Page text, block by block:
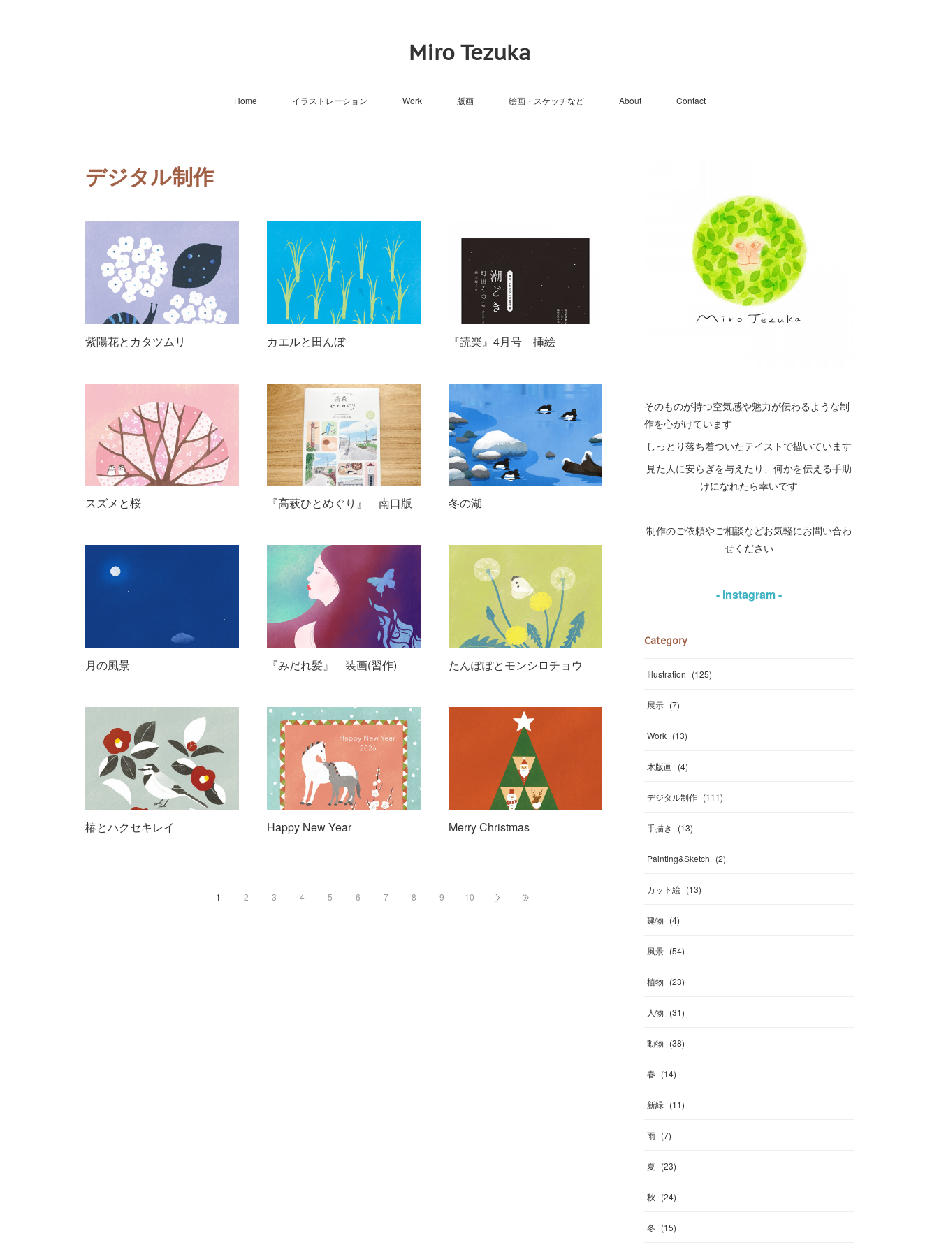
Miro Tezuka
Home イラストレーション Work 版画 絵画・スケッチなど About Contact
デジタル制作
紫陽花とカタツムリ カエルと田んぼ 『読楽』4月号 挿絵
スズメと桜 『高萩ひとめぐり』 南口版 冬の湖
月の風景 『みだれ髪』 装画(習作) たんぽぽとモンシロチョウ
椿とハクセキレイ Happy New Year Merry Christmas
1 2 3 4 5 6 7 8 9 10
そのものが持つ空気感や魅力が伝わるような制
作を心がけています
しっとり落ち着ついたテイストで描いています
見た人に安らぎを与えたり、何かを伝える手助
けになれたら幸いです
制作のご依頼やご相談などお気軽にお問い合わ
せください
- instagram -
Category
Illustration (125)
展示 (7)
Work (13)
木版画 (4)
デジタル制作 (111)
手描き (13)
Painting&Sketch (2)
カット絵 (13)
建物 (4)
風景 (54)
植物 (23)
人物 (31)
動物 (38)
春 (14)
新緑 (11)
雨 (7)
夏 (23)
秋 (24)
冬 (15)